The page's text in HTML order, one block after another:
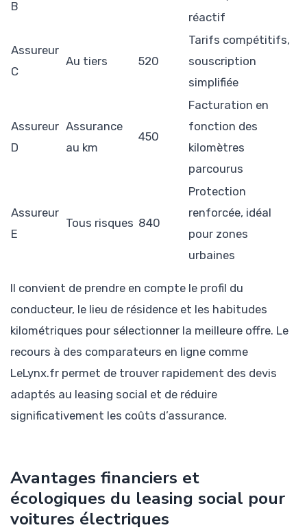
B
réactif
Assureur
C
Au tiers 520
Tarifs compétitifs,
souscription
simplifiée
Assureur
D
Assurance
au km
450
Facturation en
fonction des
kilomètres
parcourus
Assureur
E
Tous risques 840
Protection
renforcée, idéal
pour zones
urbaines
Il convient de prendre en compte le profil du
conducteur, le lieu de résidence et les habitudes
kilométriques pour sélectionner la meilleure offre. Le
recours à des comparateurs en ligne comme
LeLynx.fr permet de trouver rapidement des devis
adaptés au leasing social et de réduire
significativement les coûts d’assurance.
Avantages financiers et
écologiques du leasing social pour
voitures électriques